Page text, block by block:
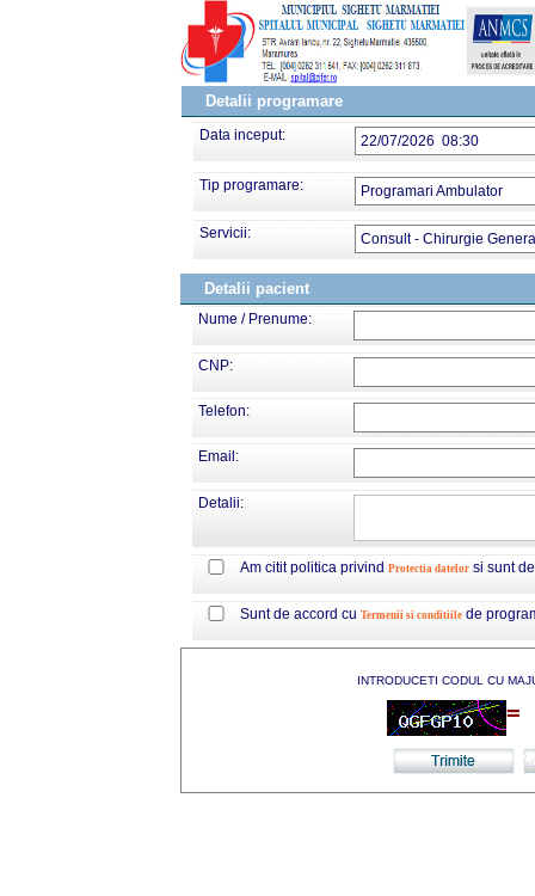
Detalii programare
Data inceput: 22/07/2026 08:30
Tip programare: Programari Ambulator
Servicii: Consult - Chirurgie
Detalii pacient
Nume / Prenume:
CNP:
Telefon:
Email:
Detalii:
Am citit politica privind Protectia datelor si sunt
Sunt de accord cu Termenii si conditiile de
INTRODUCETI CODUL CU
=